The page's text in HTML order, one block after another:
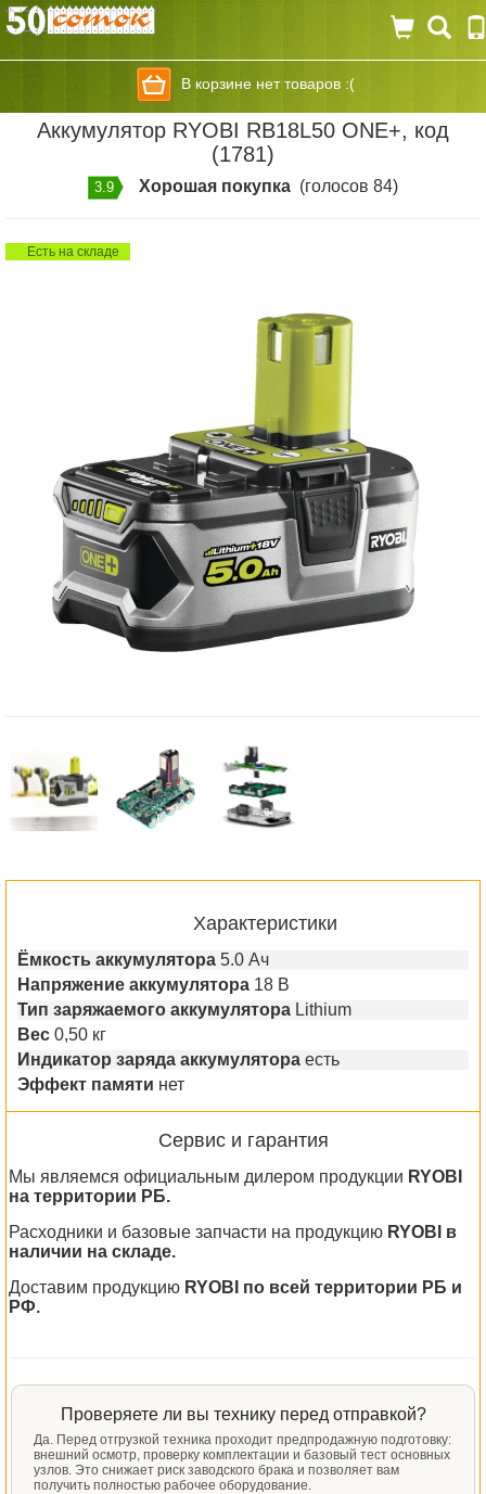
В корзине нет товаров :(
Аккумулятор RYOBI RB18L50 ONE+, код
(1781)
3.9 Хорошая покупка (голосов 84)
Есть на складе
Характеристики
Ёмкость аккумулятора 5.0 Ач
Напряжение аккумулятора 18 В
Тип заряжаемого аккумулятора Lithium
Вес 0,50 кг
Индикатор заряда аккумулятора есть
Эффект памяти нет
Сервис и гарантия
Мы являемся официальным дилером продукции RYOBI
на территории РБ.
Расходники и базовые запчасти на продукцию RYOBI в
наличии на складе.
Доставим продукцию RYOBI по всей территории РБ и
РФ.
Проверяете ли вы технику перед отправкой?
Да. Перед отгрузкой техника проходит предпродажную подготовку:
внешний осмотр, проверку комплектации и базовый тест основных
узлов. Это снижает риск заводского брака и позволяет вам
получить полностью рабочее оборудование.